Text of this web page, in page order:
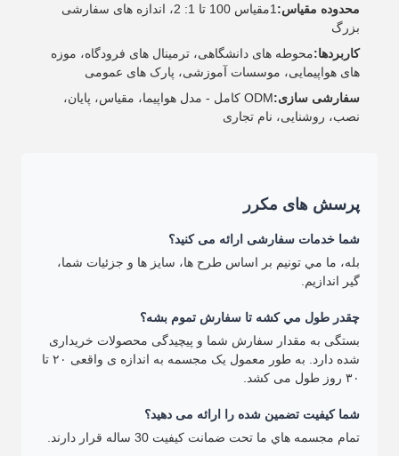
محدوده مقیاس:
1مقیاس 100 تا 1: 2، اندازه های سفارشی
بزرگ
کاربردها:محوطه های دانشگاهی، ترمینال های فرودگاه، موزه
های هواپیمایی، موسسات آموزشی، پارک های عمومی
سفارشی سازی:
ODM کامل - مدل هواپیما، مقیاس، پایان،
نصب، روشنایی، نام تجاری
پرسش های مکرر
شما خدمات سفارشی ارائه می کنید؟
بله، ما مي تونيم بر اساس طرح ها، سايز ها و جزئیات شما،
گير اندازيم.
چقدر طول مي کشه تا سفارش تموم بشه؟
بستگی به مقدار سفارش شما و پیچیدگی محصولات خریداری
شده دارد. به طور معمول یک مجسمه به اندازه ی واقعی ۲۰ تا
۳۰ روز طول می کشد.
شما کیفیت تضمین شده را ارائه می دهید؟
تمام مجسمه هاي ما تحت ضمانت کيفيت 30 ساله قرار دارند.